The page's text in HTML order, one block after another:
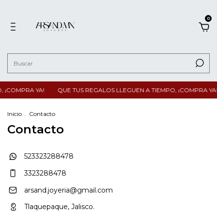
0
¡COMPRA YA! QUE TUS REGALOS LLEGUEN A TIEMPO, ¡COMPRA YA!
Inicio . Contacto
Contacto
523323288478
3323288478
arsand.joyeria@gmail.com
Tlaquepaque, Jalisco.